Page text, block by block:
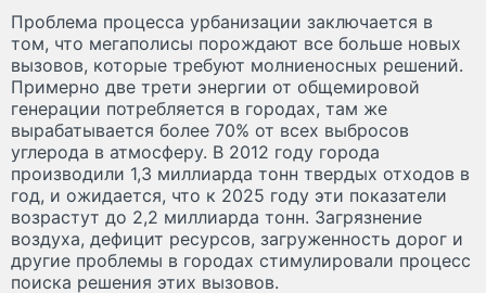
Проблема процесса урбанизации заключается в
том, что мегаполисы порождают все больше новых
вызовов, которые требуют молниеносных решений.
Примерно две трети энергии от общемировой
генерации потребляется в городах, там же
вырабатывается более 70% от всех выбросов
углерода в атмосферу. В 2012 году города
производили 1,3 миллиарда тонн твердых отходов в
год, и ожидается, что к 2025 году эти показатели
возрастут до 2,2 миллиарда тонн. Загрязнение
воздуха, дефицит ресурсов, загруженность дорог и
другие проблемы в городах стимулировали процесс
поиска решения этих вызовов.